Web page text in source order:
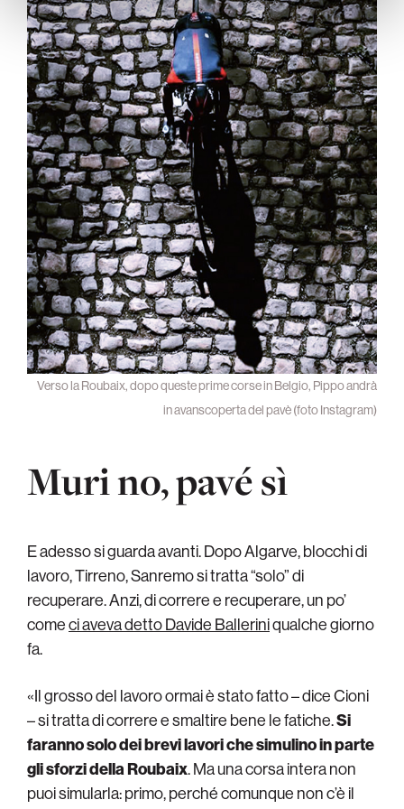
Verso la Roubaix, dopo queste prime corse in Belgio, Pippo andrà
in avanscoperta del pavè (foto Instagram)
Muri no, pavé sì
E adesso si guarda avanti. Dopo Algarve, blocchi di
lavoro, Tirreno, Sanremo si tratta “solo” di
recuperare. Anzi, di correre e recuperare, un po’
comeci aveva detto Davide Balleriniqualche giorno
fa.
«Il grosso del lavoro ormai è stato fatto – dice Cioni
– si tratta di correre e smaltire bene le fatiche.Si
faranno solo dei brevi lavori che simulino in parte
gli sforzi della Roubaix. Ma una corsa intera non
puoi simularla: primo, perché comunque non c’è il